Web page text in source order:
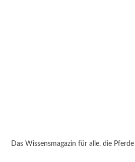
Das Wissensmagazin für alle, die